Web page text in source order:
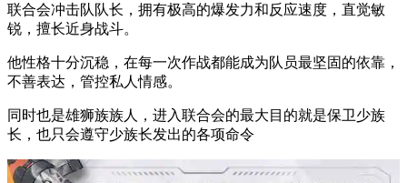
联合会冲击队队长，拥有极高的爆发力和反应速度，直觉敏
锐，擅长近身战斗。
他性格十分沉稳，在每一次作战都能成为队员最坚固的依靠，
不善表达，管控私人情感。
同时也是雄狮族族人，进入联合会的最大目的就是保卫少族
长，也只会遵守少族长发出的各项命令